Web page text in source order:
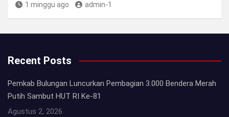
1 minggu ago admin-1
Recent Posts
Pemkab Bulungan Luncurkan Pembagian 3.000 Bendera Merah
Putih Sambut HUT RI Ke-81
Agustus 2, 2026